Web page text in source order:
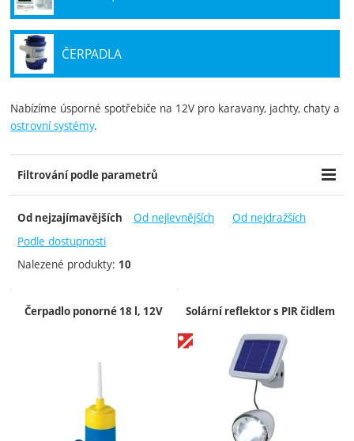
ČERPADLA
Nabízíme úsporné spotřebiče na 12V pro karavany, jachty, chaty a
ostrovní systémy.
Zobrazit více
Filtrování podle parametrů
Cena (Kč)
-
Výrobci
ACA
Barwig
Comet
Dostupnost
Skladem
Od nejzajímavějších Od nejlevnějších
Od nejdražších
Podle dostupnosti
Nalezené produkty: 10
Produkty
Čerpadlo ponorné 18 l, 12V Solární reflektor s PIR čidlem